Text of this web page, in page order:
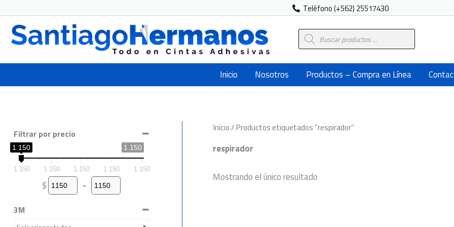
contenido
Teléfono (+562) 25517430
Búsqueda
de
Inicio Nosotros Productos – Compra en Línea
Filtrar por precio
1.150
1.150
1.150 1.150 1.150 1.150 1.150
$ Minimum Price
-
Maximum Price
3M
Inicio/ Productos etiquetados “respirador”
respirador
Mostrando el único resultado